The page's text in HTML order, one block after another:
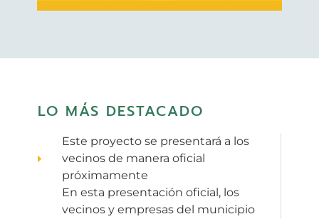
LO MÁS DESTACADO
Este proyecto se presentará a los
vecinos de manera oficial
próximamente
En esta presentación oficial, los
vecinos y empresas del municipio